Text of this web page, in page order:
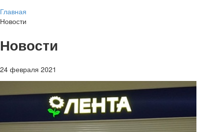
Главная
Новости
Новости
24 февраля 2021